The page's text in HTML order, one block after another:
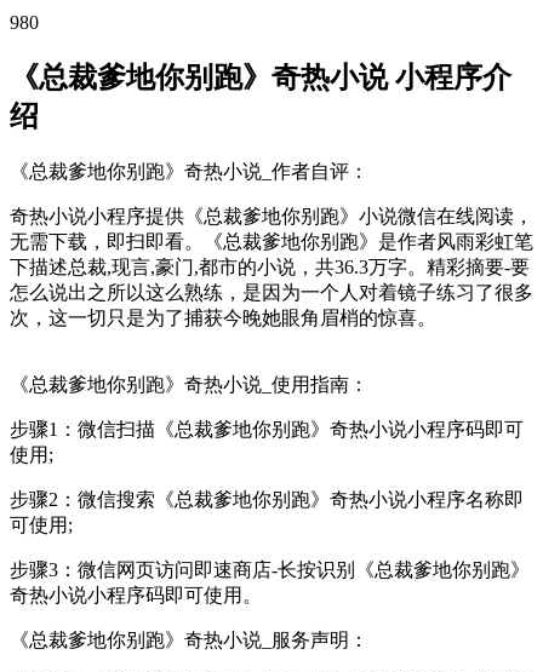
980
《总裁爹地你别跑》奇热小说 小程序介
绍
《总裁爹地你别跑》奇热小说_作者自评：
奇热小说小程序提供《总裁爹地你别跑》小说微信在线阅读，
无需下载，即扫即看。《总裁爹地你别跑》是作者风雨彩虹笔
下描述总裁,现言,豪门,都市的小说，共36.3万字。精彩摘要-要
怎么说出之所以这么熟练，是因为一个人对着镜子练习了很多
次，这一切只是为了捕获今晚她眼角眉梢的惊喜。
《总裁爹地你别跑》奇热小说_使用指南：
步骤1：微信扫描《总裁爹地你别跑》奇热小说小程序码即可
使用;
步骤2：微信搜索《总裁爹地你别跑》奇热小说小程序名称即
可使用;
步骤3：微信网页访问即速商店-长按识别《总裁爹地你别跑》
奇热小说小程序码即可使用。
《总裁爹地你别跑》奇热小说_服务声明：